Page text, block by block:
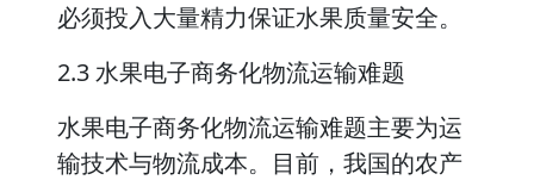
必须投入大量精力保证水果质量安全。
2.3 水果电子商务化物流运输难题
水果电子商务化物流运输难题主要为运
输技术与物流成本。目前，我国的农产